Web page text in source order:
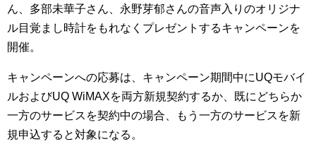
ん、多部未華子さん、永野芽郁さんの音声入りのオリジナ
ル目覚まし時計をもれなくプレゼントするキャンペーンを
開催。
キャンペーンへの応募は、キャンペーン期間中にUQモバイ
ルおよびUQ WiMAXを両方新規契約するか、既にどちらか
一方のサービスを契約中の場合、もう一方のサービスを新
規申込すると対象になる。